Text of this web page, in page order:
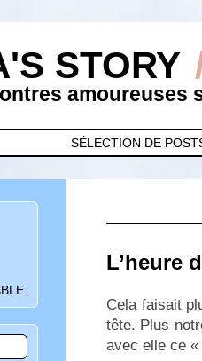
STORY
amoureuses
SÉLECTION DE
L’heure
Cela faisait
tête. Plus
avec elle ce